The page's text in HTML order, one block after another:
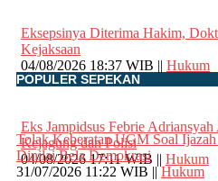
Eksepsinya Diterima Hakim,
Kejaksaan
04/08/2026 18:37 WIB || Hukum
Eks Jampidsus Febrie
Kejagung dan Polisi
04/08/2026 17:11 WIB || Hukum
POPULER SEPEKAN
Tolak Keberatan UGM Soal
Dinilai Bela Demokrasi
31/07/2026 11:22 WIB ||Hukum